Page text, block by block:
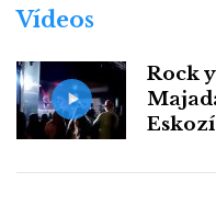
Vídeos
Rock